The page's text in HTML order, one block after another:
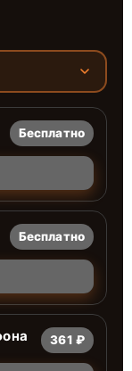
Бесплатно
Бесплатно
361 ₽